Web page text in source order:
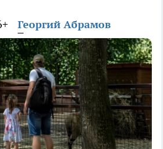
Георгий Абрамов